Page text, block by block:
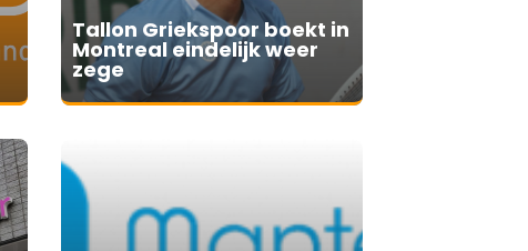
Tallon Griekspoor boekt in
Montreal eindelijk weer
zege